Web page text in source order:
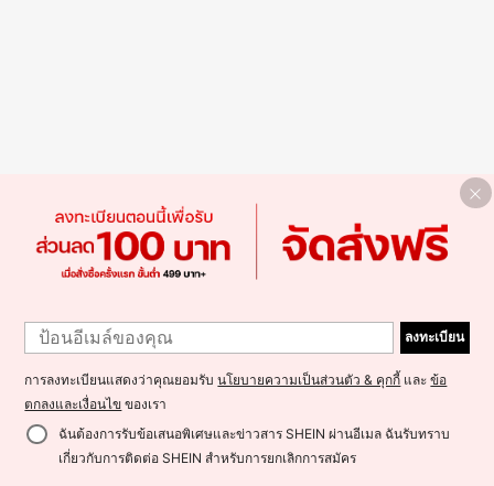
ลงทะเบียน
การลงทะเบียนแสดงว่าคุณยอมรับนโยบายความเป็นส่วนตัว & คุกกี้ และข้อ
ตกลงและเงื่อนไข ของเรา
ฉันต้องการรับข้อเสนอพิเศษและข่าวสาร SHEIN ผ่านอีเมล ฉันรับทราบ
เกี่ยวกับการติดต่อ SHEIN สำหรับการยกเลิกการสมัคร